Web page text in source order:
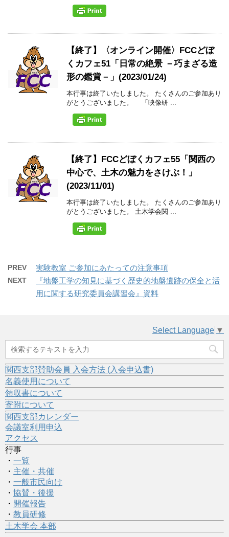
【終了】〈オンライン開催〉FCCどぼ
くカフェ51「日常の絶景 －巧まざる造
形の鑑賞－」(2023/01/24)
本行事は終了いたしました。 たくさんのご参加あり
がとうございました。 「映像研 ...
【終了】FCCどぼくカフェ55「関西の
中心で、土木の魅力をさけぶ！」
(2023/11/01)
本行事は終了いたしました。 たくさんのご参加あり
がとうございました。 土木学会関 ...
PREV 実験教室 ご参加にあたっての注意事項
NEXT
『地盤工学の知見に基づく歴史的地盤遺跡の保全と活
用に関する研究委員会講習会』資料
Select Language ▼
関西支部賛助会員 入会方法 (入会申込書)
名義使用について
領収書について
寄附について
関西支部カレンダー
会議室利用申込
アクセス
行事
・ 一覧
・ 主催・共催
・ 一般市民向け
・ 協賛・後援
・ 開催報告
・ 教員研修
土木学会 本部